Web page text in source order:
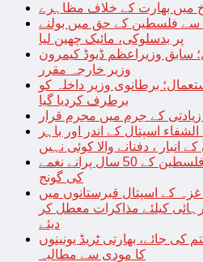
میں بھارت کے خلاف مظاہرے
سے فلسطین کے حق میں بولنے
پر بدسلوکی، مائیک چھین لیا
سابق وزیراعظم ڈیوڈ کیمرون
وزیر خارجہ مقرر
برطانوی وزیر داخلہ کو
برطرف کردیا گیا
کے جرم میں مجرم قرار
اسپتال کے اندر اور باہر
انبار ، دفنانے والا کوئی نہیں
اسکینڈے نیوین ممالک میں فلسطین کے 50 سال پرانے نغمے
کی گونج
غزہ کے اسپتال قبرستانوں میں
کیلئے مذاکرات معطل کر
دیئے
کی جائے، بھارتی ٹریڈ یونینوں
کا مودی سے مطالبہ